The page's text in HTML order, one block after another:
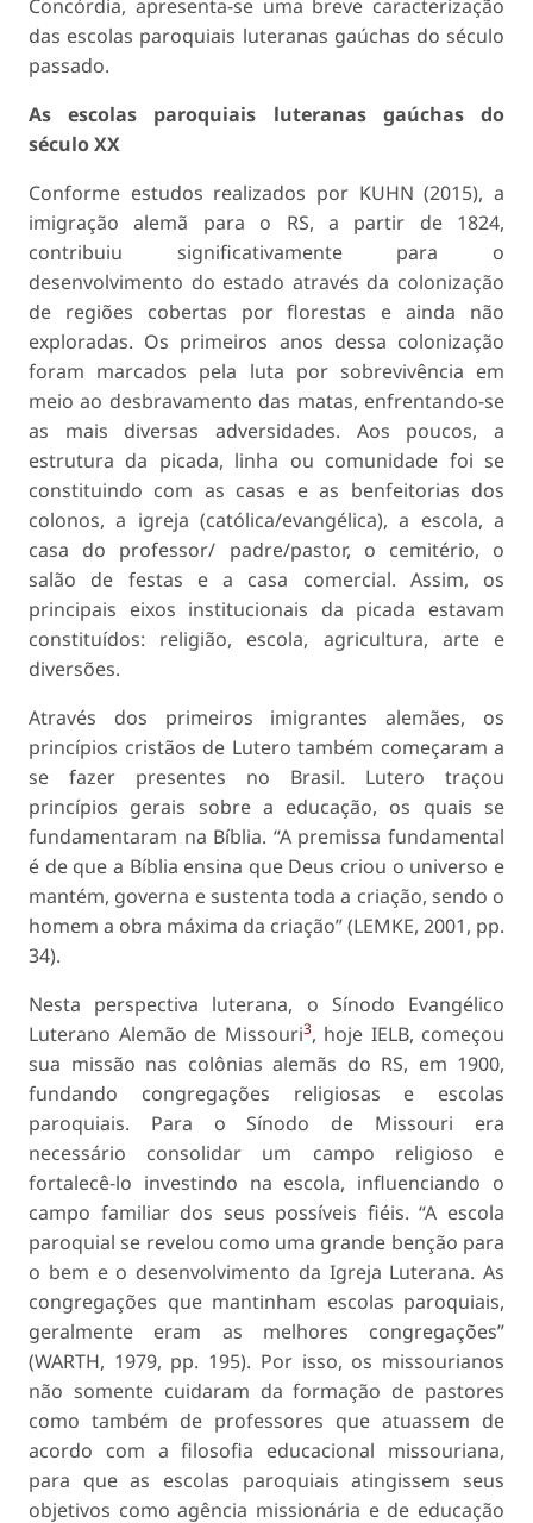
Concórdia, apresenta-se uma breve caracterização
das escolas paroquiais luteranas gaúchas do século
passado.
As escolas paroquiais luteranas gaúchas do
século XX
Conforme estudos realizados por KUHN (2015), a
imigração alemã para o RS, a partir de 1824,
contribuiu significativamente para o
desenvolvimento do estado através da colonização
de regiões cobertas por florestas e ainda não
exploradas. Os primeiros anos dessa colonização
foram marcados pela luta por sobrevivência em
meio ao desbravamento das matas, enfrentando-se
as mais diversas adversidades. Aos poucos, a
estrutura da picada, linha ou comunidade foi se
constituindo com as casas e as benfeitorias dos
colonos, a igreja (católica/evangélica), a escola, a
casa do professor/ padre/pastor, o cemitério, o
salão de festas e a casa comercial. Assim, os
principais eixos institucionais da picada estavam
constituídos: religião, escola, agricultura, arte e
diversões.
Através dos primeiros imigrantes alemães, os
princípios cristãos de Lutero também começaram a
se fazer presentes no Brasil. Lutero traçou
princípios gerais sobre a educação, os quais se
fundamentaram na Bíblia. “A premissa fundamental
é de que a Bíblia ensina que Deus criou o universo e
mantém, governa e sustenta toda a criação, sendo o
homem a obra máxima da criação” (LEMKE, 2001, pp.
34).
Nesta perspectiva luterana, o Sínodo Evangélico
Luterano Alemão de Missouri3, hoje IELB, começou
sua missão nas colônias alemãs do RS, em 1900,
fundando congregações religiosas e escolas
paroquiais. Para o Sínodo de Missouri era
necessário consolidar um campo religioso e
fortalecê-lo investindo na escola, influenciando o
campo familiar dos seus possíveis fiéis. “A escola
paroquial se revelou como uma grande benção para
o bem e o desenvolvimento da Igreja Luterana. As
congregações que mantinham escolas paroquiais,
geralmente eram as melhores congregações”
(WARTH, 1979, pp. 195). Por isso, os missourianos
não somente cuidaram da formação de pastores
como também de professores que atuassem de
acordo com a filosofia educacional missouriana,
para que as escolas paroquiais atingissem seus
objetivos como agência missionária e de educação